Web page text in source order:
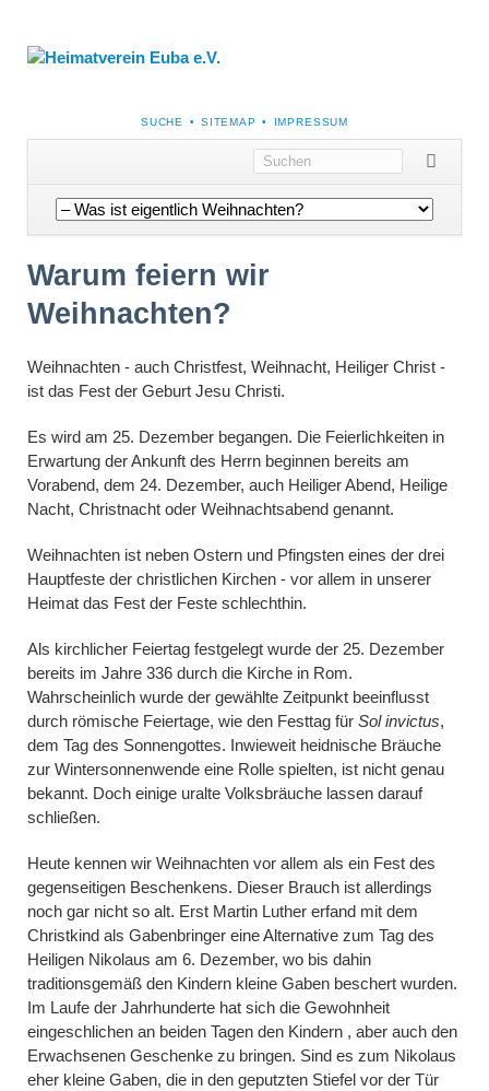
NAVIGATION
ÜBERSPRINGEN
SUCHE SITEMAP IMPRESSUM
Navigation
überspringen
Warum feiern wir
Weihnachten?
Weihnachten - auch Christfest, Weihnacht, Heiliger Christ -
ist das Fest der Geburt Jesu Christi.
Es wird am 25. Dezember begangen. Die Feierlichkeiten in
Erwartung der Ankunft des Herrn beginnen bereits am
Vorabend, dem 24. Dezember, auch Heiliger Abend, Heilige
Nacht, Christnacht oder Weihnachtsabend genannt.
Weihnachten ist neben Ostern und Pfingsten eines der drei
Hauptfeste der christlichen Kirchen - vor allem in unserer
Heimat das Fest der Feste schlechthin.
Als kirchlicher Feiertag festgelegt wurde der 25. Dezember
bereits im Jahre 336 durch die Kirche in Rom.
Wahrscheinlich wurde der gewählte Zeitpunkt beeinflusst
durch römische Feiertage, wie den Festtag für Sol invictus,
dem Tag des Sonnengottes. Inwieweit heidnische Bräuche
zur Wintersonnenwende eine Rolle spielten, ist nicht genau
bekannt. Doch einige uralte Volksbräuche lassen darauf
schließen.
Heute kennen wir Weihnachten vor allem als ein Fest des
gegenseitigen Beschenkens. Dieser Brauch ist allerdings
noch gar nicht so alt. Erst Martin Luther erfand mit dem
Christkind als Gabenbringer eine Alternative zum Tag des
Heiligen Nikolaus am 6. Dezember, wo bis dahin
traditionsgemäß den Kindern kleine Gaben beschert wurden.
Im Laufe der Jahrhunderte hat sich die Gewohnheit
eingeschlichen an beiden Tagen den Kindern , aber auch den
Erwachsenen Geschenke zu bringen. Sind es zum Nikolaus
eher kleine Gaben, die in den geputzten Stiefel vor der Tür